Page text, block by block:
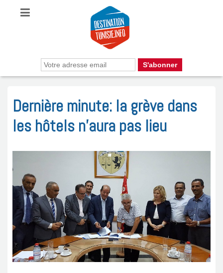
Dernière minute: la grève dans
les hôtels n’aura pas lieu